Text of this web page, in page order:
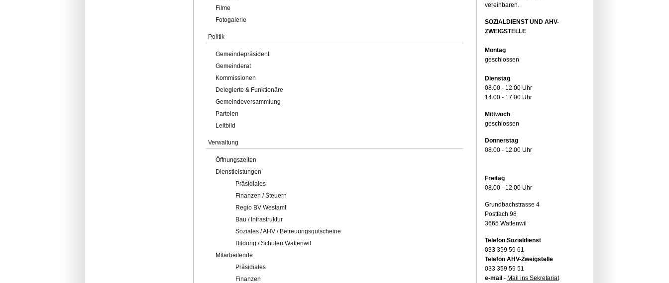
Filme
Fotogalerie
Politik
Gemeindepräsident
Gemeinderat
Kommissionen
Delegierte & Funktionäre
Gemeindeversammlung
Parteien
Leitbild
Verwaltung
Öffnungszeiten
Dienstleistungen
Präsidiales
Finanzen / Steuern
Regio BV Westamt
Bau / Infrastruktur
Soziales / AHV / Betreuungsgutscheine
Bildung / Schulen Wattenwil
Mitarbeitende
Präsidiales
Finanzen
vereinbaren.
SOZIALDIENST UND AHV-
ZWEIGSTELLE
Montag
geschlossen
Dienstag
08.00 - 12.00 Uhr
14.00 - 17.00 Uhr
Mittwoch
geschlossen
Donnerstag
08.00 - 12.00 Uhr
Freitag
08.00 - 12.00 Uhr
Grundbachstrasse 4
Postfach 98
3665 Wattenwil
Telefon Sozialdienst
033 359 59 61
Telefon AHV-Zweigstelle
033 359 59 51
e-mail - Mail ins Sekretariat